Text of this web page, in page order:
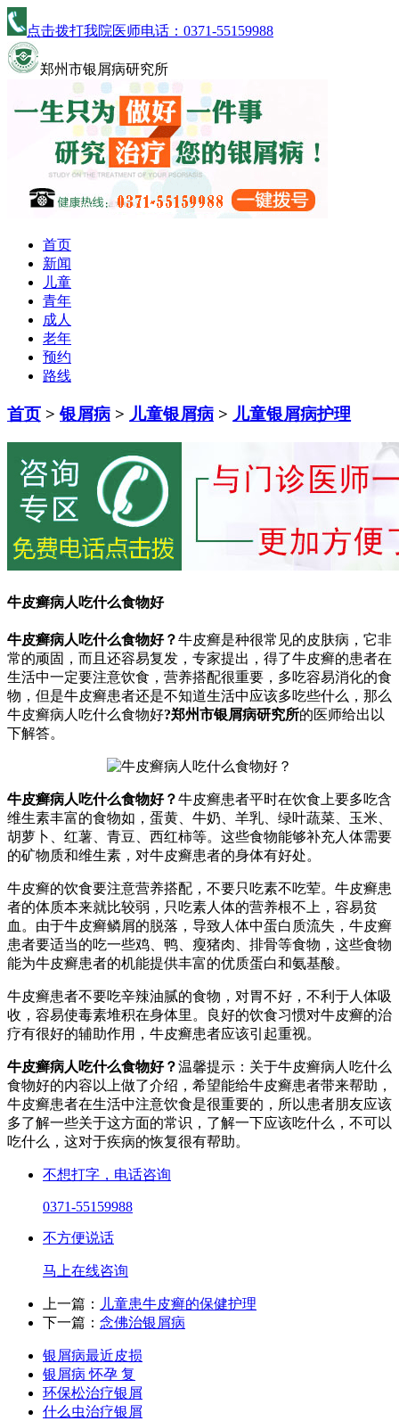
点击拨打我院医师电话： 0371-55159988
郑州市银屑病研究所
首页
新闻
儿童
青年
成人
老年
预约
路线
首页 >银屑病 > 儿童银屑病 > 儿童银屑病护理
牛皮癣病人吃什么食物好
牛皮癣病人吃什么食物好？牛皮癣是种很常见的皮肤病，它非
常的顽固，而且还容易复发，专家提出，得了牛皮癣的患者在
生活中一定要注意饮食，营养搭配很重要，多吃容易消化的食
物，但是牛皮癣患者还是不知道生活中应该多吃些什么，那么
牛皮癣病人吃什么食物好?郑州市银屑病研究所的医师给出以
下解答。
牛皮癣病人吃什么食物好？牛皮癣患者平时在饮食上要多吃含
维生素丰富的食物如，蛋黄、牛奶、羊乳、绿叶蔬菜、玉米、
胡萝卜、红薯、青豆、西红柿等。这些食物能够补充人体需要
的矿物质和维生素，对牛皮癣患者的身体有好处。
牛皮癣的饮食要注意营养搭配，不要只吃素不吃荤。牛皮癣患
者的体质本来就比较弱，只吃素人体的营养根不上，容易贫
血。由于牛皮癣鳞屑的脱落，导致人体中蛋白质流失，牛皮癣
患者要适当的吃一些鸡、鸭、瘦猪肉、排骨等食物，这些食物
能为牛皮癣患者的机能提供丰富的优质蛋白和氨基酸。
牛皮癣患者不要吃辛辣油腻的食物，对胃不好，不利于人体吸
收，容易使毒素堆积在身体里。良好的饮食习惯对牛皮癣的治
疗有很好的辅助作用，牛皮癣患者应该引起重视。
牛皮癣病人吃什么食物好？温馨提示：关于牛皮癣病人吃什么
食物好的内容以上做了介绍，希望能给牛皮癣患者带来帮助，
牛皮癣患者在生活中注意饮食是很重要的，所以患者朋友应该
多了解一些关于这方面的常识，了解一下应该吃什么，不可以
吃什么，这对于疾病的恢复很有帮助。
不想打字，电话咨询
0371-55159988
不方便说话
马上在线咨询
上一篇：
儿童患牛皮癣的保健护理
下一篇： 念佛治银屑病
银屑病最近皮损
银屑病 怀孕 复
环保松治疗银屑
什么虫治疗银屑